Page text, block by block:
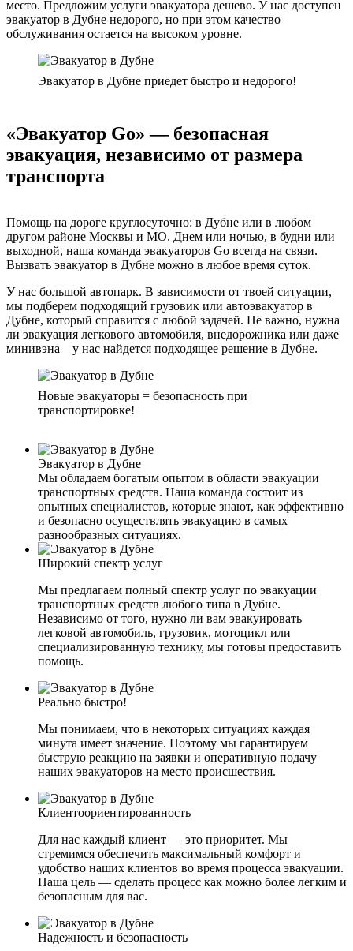
место. Предложим услуги эвакуатора дешево. У нас доступен
эвакуатор в Дубне недорого, но при этом качество
обслуживания остается на высоком уровне.
Эвакуатор в Дубне приедет быстро и недорого!
«Эвакуатор Go» — безопасная
эвакуация, независимо от размера
транспорта
Помощь на дороге круглосуточно: в Дубне или в любом
другом районе Москвы и МО. Днем или ночью, в будни или
выходной, наша команда эвакуаторов Go всегда на связи.
Вызвать эвакуатор в Дубне можно в любое время суток.
У нас большой автопарк. В зависимости от твоей ситуации,
мы подберем подходящий грузовик или автоэвакуатор в
Дубне, который справится с любой задачей. Не важно, нужна
ли эвакуация легкового автомобиля, внедорожника или даже
минивэна – у нас найдется подходящее решение в Дубне.
Новые эвакуаторы = безопасность при
транспортировке!
Эвакуатор в Дубне
Мы обладаем богатым опытом в области эвакуации
транспортных средств. Наша команда состоит из
опытных специалистов, которые знают, как эффективно
и безопасно осуществлять эвакуацию в самых
разнообразных ситуациях.
Широкий спектр услуг
Мы предлагаем полный спектр услуг по эвакуации
транспортных средств любого типа в Дубне.
Независимо от того, нужно ли вам эвакуировать
легковой автомобиль, грузовик, мотоцикл или
специализированную технику, мы готовы предоставить
помощь.
Реально быстро!
Мы понимаем, что в некоторых ситуациях каждая
минута имеет значение. Поэтому мы гарантируем
быструю реакцию на заявки и оперативную подачу
наших эвакуаторов на место происшествия.
Клиентоориентированность
Для нас каждый клиент — это приоритет. Мы
стремимся обеспечить максимальный комфорт и
удобство наших клиентов во время процесса эвакуации.
Наша цель — сделать процесс как можно более легким и
безопасным для вас.
Надежность и безопасность